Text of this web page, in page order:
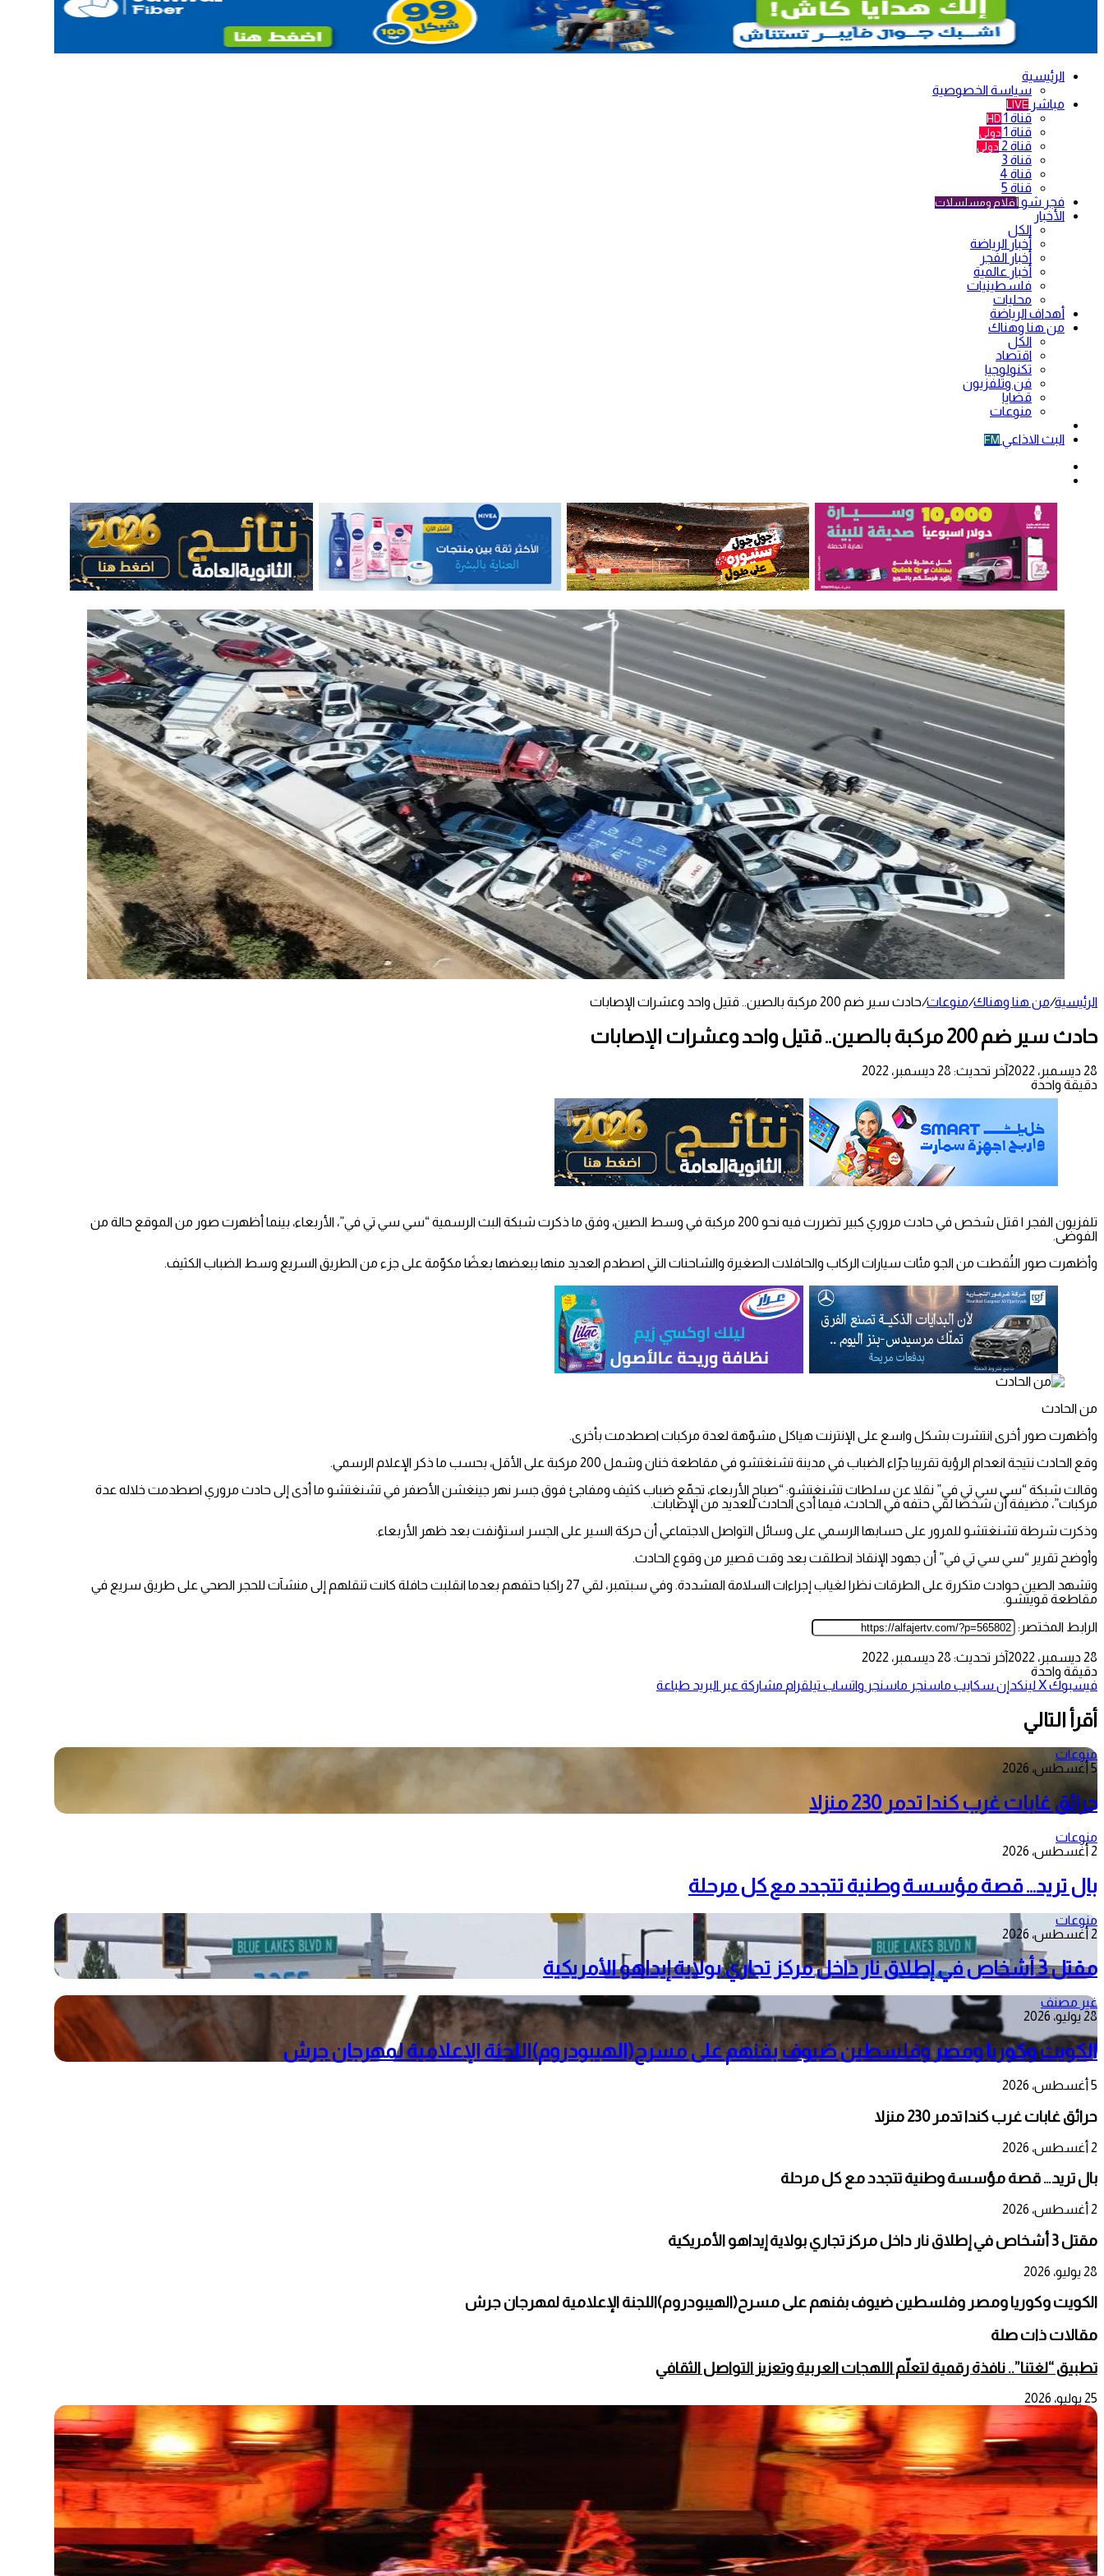
الرئيسية
سياسة الخصوصية
مباشر LIVE
قناة 1 HD
قناة 1 دولي
قناة 2 دولي
قناة 3
قناة 4
قناة 5
فجر شو أفلام ومسلسلات
الأخبار
الكل
أخبار الرياضة
أخبار الفجر
أخبار عالمية
فلسطينيات
محليات
أهداف الرياضة
من هنا وهناك
الكل
اقتصاد
تكنولوجيا
فن وتلفزيون
قضايا
منوعات
البث الاذاعي FM
الرئيسية/من هنا وهناك/منوعات/حادث سير ضم 200 مركبة بالصين.. قتيل واحد وعشرات الإصابات
حادث سير ضم 200 مركبة بالصين.. قتيل واحد وعشرات الإصابات
28 ديسمبر، 2022
آخر تحديث: 28 ديسمبر، 2022
دقيقة واحدة
تلفزيون الفجر | قتل شخص في حادث مروري كبير تضررت فيه نحو 200 مركبة في وسط الصين، وفق ما ذكرت شبكة البث الرسمية “سي سي تي في”، الأربعاء، بينما أظهرت صور من الموقع حالة من
الفوضى.
وأظهرت صور التُقطت من الجو مئات سيارات الركاب والحافلات الصغيرة والشاحنات التي اصطدم العديد منها ببعضها بعضًا مكوّمة على جزء من الطريق السريع وسط الضباب الكثيف.
من الحادث
وأظهرت صور أخرى انتشرت بشكل واسع على الإنترنت هياكل مشوّهة لعدة مركبات اصطدمت بأخرى.
وقع الحادث نتيجة انعدام الرؤية تقريبا جرّاء الضباب في مدينة تشنغتشو في مقاطعة خنان وشمل 200 مركبة على الأقل، بحسب ما ذكر الإعلام الرسمي.
وقالت شبكة “سي سي تي في” نقلا عن سلطات تشنغتشو: “صباح الأربعاء، تجمّع ضباب كثيف ومفاجئ فوق جسر نهر جينغشن الأصفر في تشنغتشو ما أدى إلى حادث مروري اصطدمت خلاله عدة
مركبات”، مضيفة أن شخصا لقي حتفه في الحادث، فيما أدى الحادث للعديد من الإصابات.
وذكرت شرطة تشنغتشو للمرور على حسابها الرسمي على وسائل التواصل الاجتماعي أن حركة السير على الجسر استؤنفت بعد ظهر الأربعاء.
وأوضح تقرير “سي سي تي في” أن جهود الإنقاذ انطلقت بعد وقت قصير من وقوع الحادث.
وتشهد الصين حوادث متكررة على الطرقات نظرا لغياب إجراءات السلامة المشددة. وفي سبتمبر، لقي 27 راكبا حتفهم بعدما انقلبت حافلة كانت تنقلهم إلى منشآت للحجر الصحي على طريق سريع في
مقاطعة قويتشو.
الرابط المختصر:
28 ديسمبر، 2022
آخر تحديث: 28 ديسمبر، 2022
دقيقة واحدة
فيسبوك‫Xلينكدإن سكايب ماسنجر ماسنجر واتساب تيلقرام مشاركة عبر البريد طباعة
أقرأ التالي
منوعات
5 أغسطس، 2026
حرائق غابات غرب كندا تدمر 230 منزلا
منوعات
2 أغسطس، 2026
بال تريد… قصة مؤسسة وطنية تتجدد مع كل مرحلة
منوعات
2 أغسطس، 2026
مقتل 3 أشخاص في إطلاق نار داخل مركز تجاري بولاية إيداهو الأمريكية
غير مصنف
28 يوليو، 2026
الكويت وكوريا ومصر وفلسطين ضيوف بفنهم على مسرح(الهيبودروم)اللجنة الإعلامية لمهرجان جرش
5 أغسطس، 2026
حرائق غابات غرب كندا تدمر 230 منزلا
2 أغسطس، 2026
بال تريد… قصة مؤسسة وطنية تتجدد مع كل مرحلة
2 أغسطس، 2026
مقتل 3 أشخاص في إطلاق نار داخل مركز تجاري بولاية إيداهو الأمريكية
28 يوليو، 2026
الكويت وكوريا ومصر وفلسطين ضيوف بفنهم على مسرح(الهيبودروم)اللجنة الإعلامية لمهرجان جرش
مقالات ذات صلة
تطبيق “لغتنا”.. نافذة رقمية لتعلّم اللهجات العربية وتعزيز التواصل الثقافي
25 يوليو، 2026